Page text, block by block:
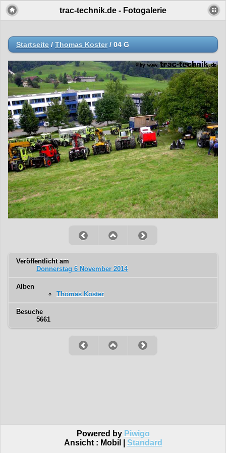
trac-technik.de - Fotogalerie
Startseite / Thomas Koster/ 04 G
Veröffentlicht am
Donnerstag 6 November 2014
Alben
Thomas Koster
Besuche
5661
Powered by Piwigo
Ansicht : Mobil Standard